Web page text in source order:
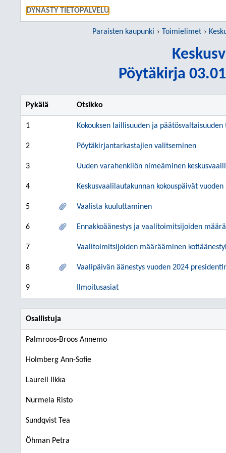
DYNASTY TIETOPALVELU
Paraisten kaupunki Toimielimet
Pöytäkirja
Pykälä Otsikko
1 Kokouksen laillisuuden ja
2 Pöytäkirjantarkastajien valitseminen
3 Uuden varahenkilön nimeäminen
4 Keskusvaalilautakunnan kokouspäivät
5 Vaalista kuuluttaminen
6 Ennakkoäänestys ja vaalitoimitsijoiden
7 Vaalitoimitsijoiden määrääminen
8 Vaalipäivän äänestys vuoden 2024
9 Ilmoitusasiat
Osallistuja
Palmroos-Broos Annemo
Holmberg Ann-Sofie
Laurell Ilkka
Nurmela Risto
Sundqvist Tea
Öhman Petra